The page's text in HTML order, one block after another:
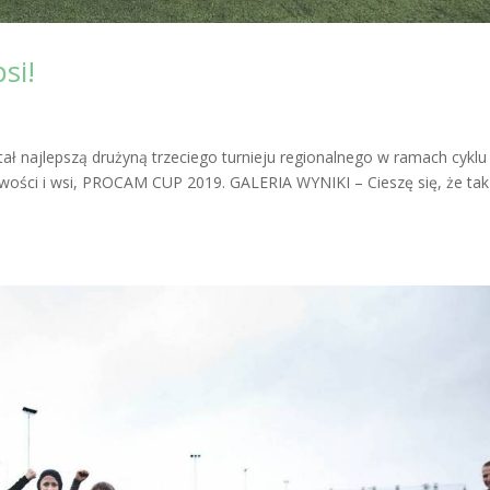
najlepszą drużyną trzeciego turnieju regionalnego w ramach cyklu
i wsi, PROCAM CUP 2019. GALERIA WYNIKI – Cieszę się, że tak